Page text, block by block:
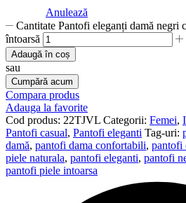
Anulează
Cantitate Pantofi eleganți damă negri
întoarsă
Adaugă în coș
sau
Cumpără acum
Compara produs
Adauga la favorite
Cod produs: 22TJVL Categorii: Femei,
Pantofi casual, Pantofi eleganti Tag-uri:
damă, pantofi dama confortabili, pantofi
piele naturala, pantofi eleganti, pantofi
pantofi piele intoarsa